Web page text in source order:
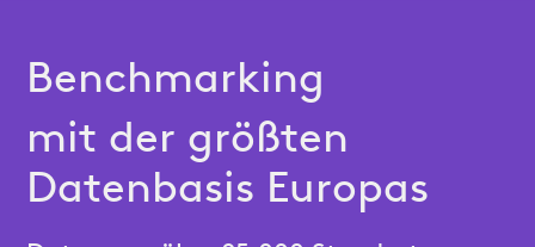
Benchmarking
mit der größten
Datenbasis Europas